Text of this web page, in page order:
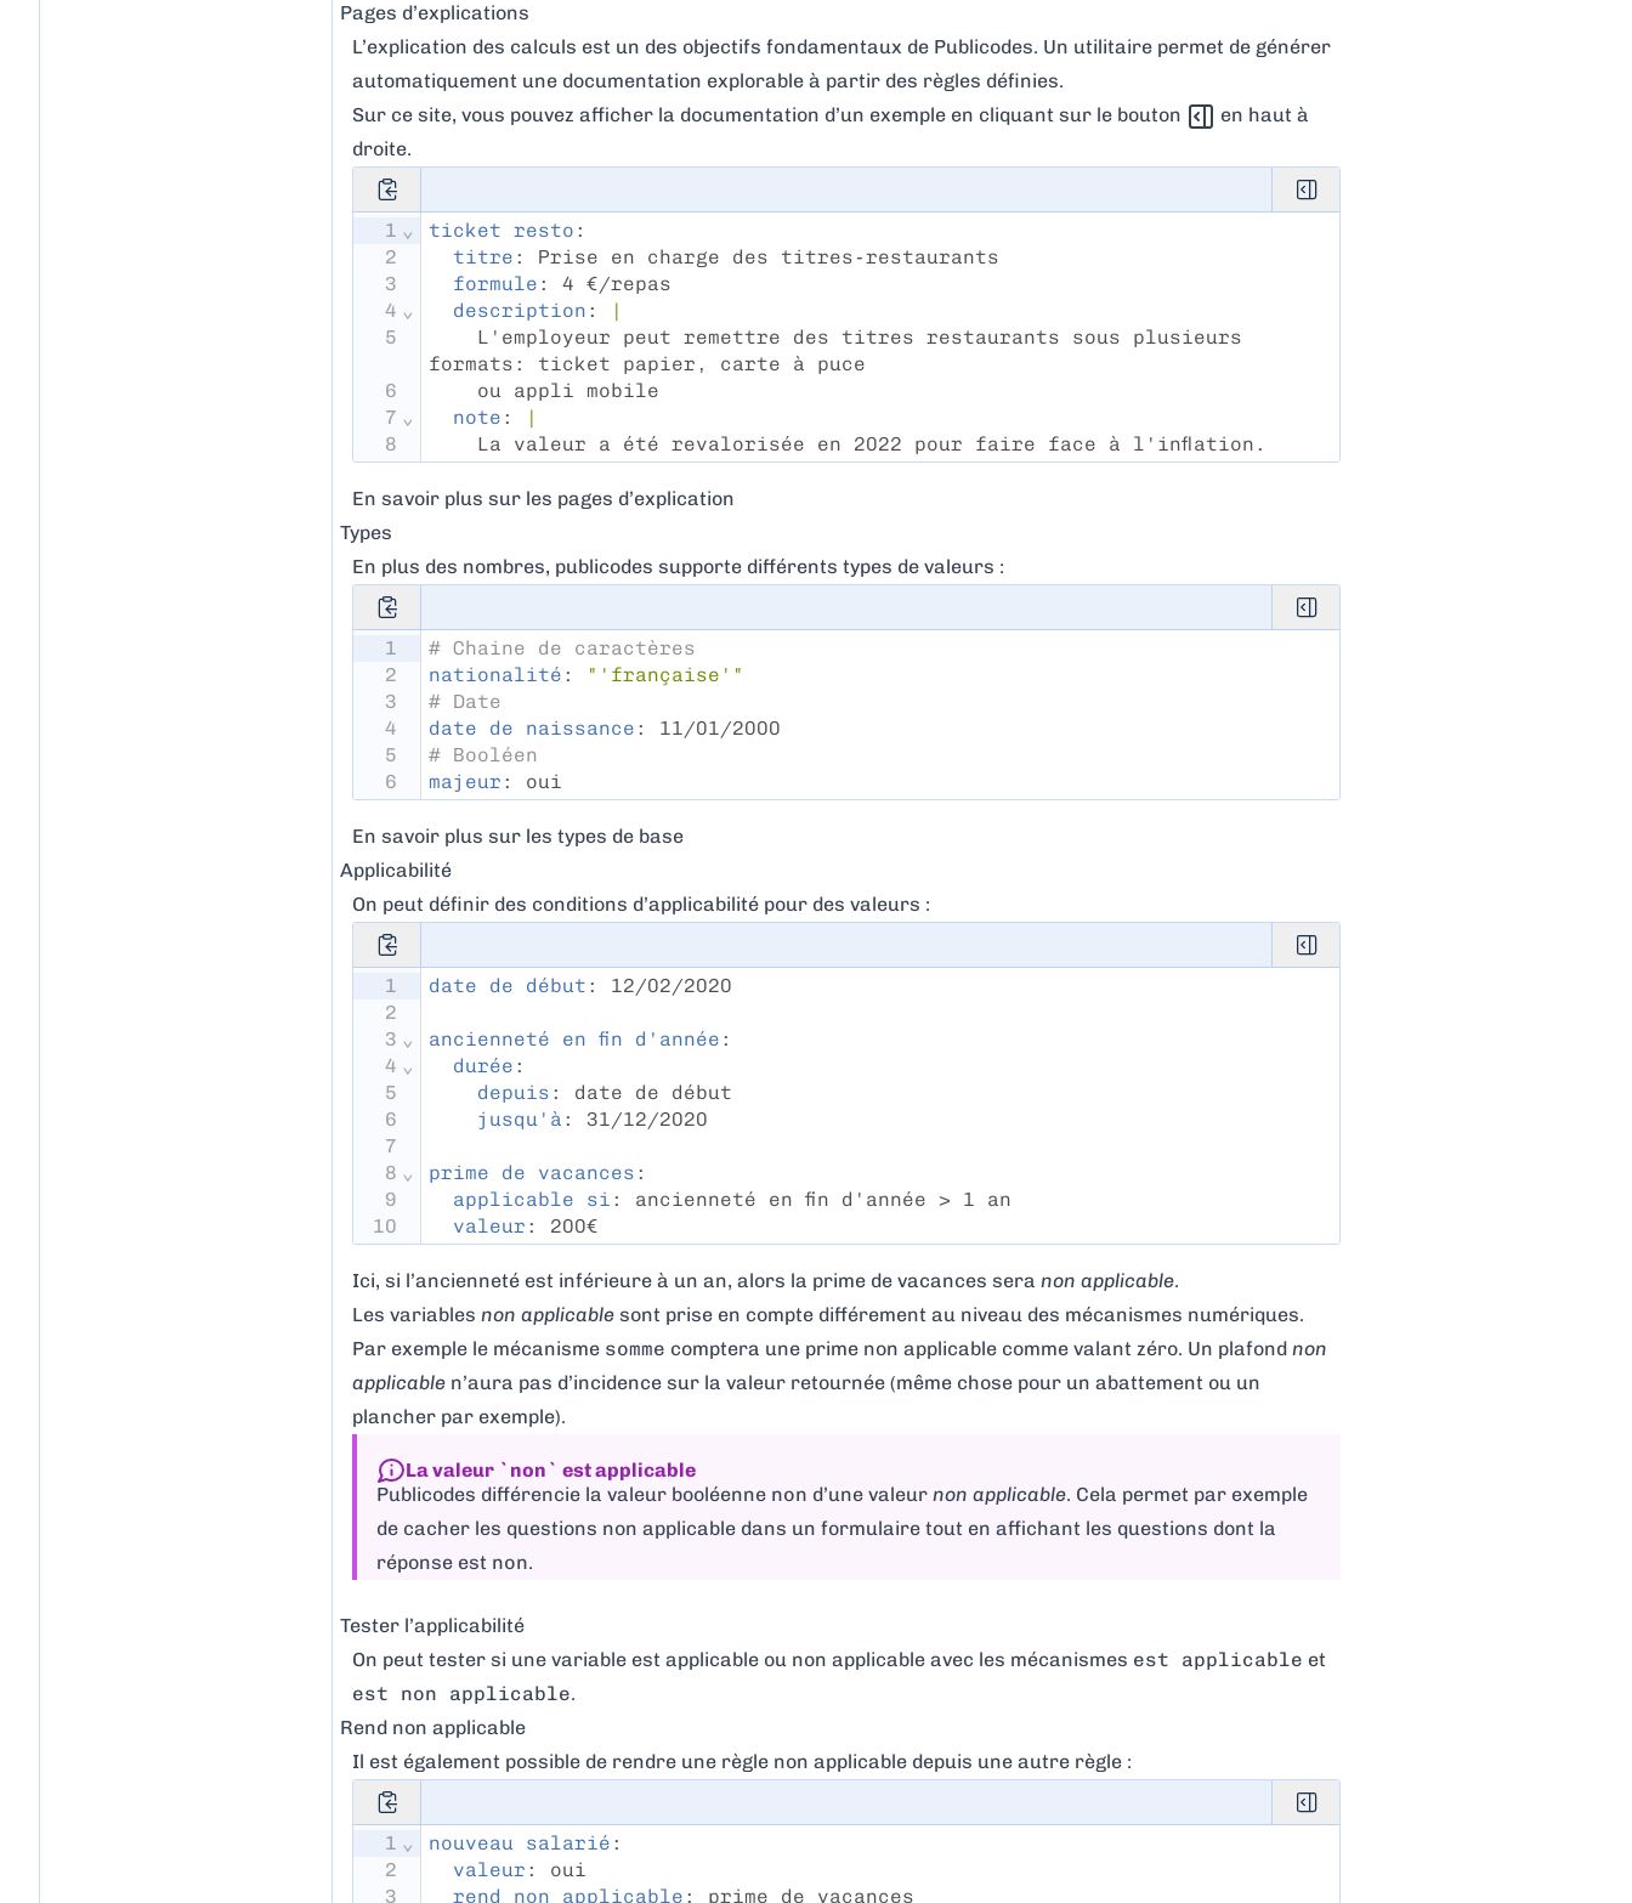
Pages d’explications
L’explication des calculs est un des objectifs fondamentaux de Publicodes. Un utilitaire permet de générer
automatiquement une documentation explorable à partir des règles définies.
Sur ce site, vous pouvez afficher la documentation d’un exemple en cliquant sur le bouton
en haut à
droite.
1
2
3
4
5
6
7
8
⌄
⌄
⌄
ticket resto :
titre : Prise en charge des titres-restaurants
formule : 4 €/repas
description :
|
    L'employeur peut remettre des titres restaurants sous plusieurs
formats: ticket papier, carte à puce
    ou appli mobile
note :
|
    La valeur a été revalorisée en 2022 pour faire face à l'inflation.
En savoir plus sur les pages d’explication
Types
En plus des nombres, publicodes supporte différents types de valeurs :
1
2
3
4
5
6
# Chaine de caractères
nationalité :
"'française'"
# Date
date de naissance : 11/01/2000
# Booléen
majeur : oui
En savoir plus sur les types de base
Applicabilité
On peut définir des conditions d’applicabilité pour des valeurs :
1
2
3
4
5
6
7
8
9
10
⌄
⌄
⌄
date de début : 12/02/2020
ancienneté en fin d'année :
durée :
depuis : date de début
jusqu'à : 31/12/2020
prime de vacances :
applicable si : ancienneté en fin d'année > 1 an
valeur : 200€
Ici, si l’ancienneté est inférieure à un an, alors la prime de vacances sera non applicable.
Les variables non applicable sont prise en compte différement au niveau des mécanismes numériques.
Par exemple le mécanisme somme comptera une prime non applicable comme valant zéro. Un plafond non
applicable n’aura pas d’incidence sur la valeur retournée (même chose pour un abattement ou un
plancher par exemple).
La valeur `non` est applicable
Publicodes différencie la valeur booléenne non d’une valeur non applicable. Cela permet par exemple
de cacher les questions non applicable dans un formulaire tout en affichant les questions dont la
réponse est non.
Tester l’applicabilité
On peut tester si une variable est applicable ou non applicable avec les mécanismes est applicable et
est non applicable.
Rend non applicable
Il est également possible de rendre une règle non applicable depuis une autre règle :
1
2
3
⌄ nouveau salarié :
valeur : oui
rend non applicable : prime de vacances